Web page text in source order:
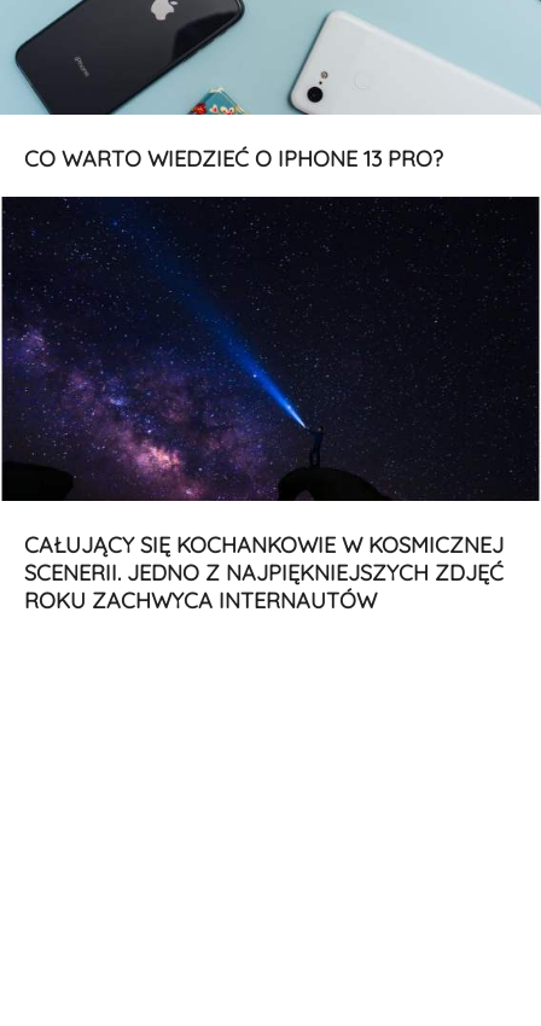
CO WARTO WIEDZIEĆ O IPHONE 13 PRO?
CAŁUJĄCY SIĘ KOCHANKOWIE W KOSMICZNEJ
SCENERII. JEDNO Z NAJPIĘKNIEJSZYCH ZDJĘĆ
ROKU ZACHWYCA INTERNAUTÓW